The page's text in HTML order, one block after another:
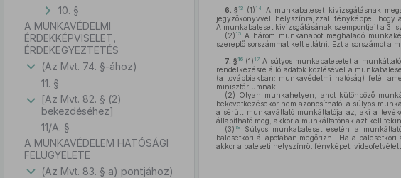
10. §
A MUNKAVÉDELMI
ÉRDEKKÉPVISELET,
ÉRDEKEGYEZTETÉS
(Az Mvt. 74. §-ához)
11. §
[Az Mvt. 82. § (2)
bekezdéséhez]
11/A. §
A MUNKAVÉDELEM HATÓSÁGI
FELÜGYELETE
(Az Mvt. 83. § a) pontjához)
6. § 13 (1) 14
A munkabaleset kivizsgálásnak
jegyzőkönyvvel, helyszínrajzzal, fényképpel, hogy
A munkabaleset kivizsgálásának szempontjait a 3.
(2) 15A három munkanapot meghaladó
szereplő sorszámmal kell ellátni. Ezt a sorszámot a
7. § 16 (1) 17A súlyos munkabalesetet a
rendelkezésre álló adatok közlésével a
(a továbbiakban: munkavédelmi hatóság) felé,
minisztériumnak.
(2) Olyan munkahelyen, ahol különböző
bekövetkezésekor nem azonosítható, a súlyos
a sérült munkavállaló munkáltatója az, aki a
állapítható meg, akkor a munkáltatónak azt kell
(3) 18Súlyos munkabaleset esetén a
balesetkori állapotában megőrizni. Ha a
akkor a baleseti helyszínről fényképet,